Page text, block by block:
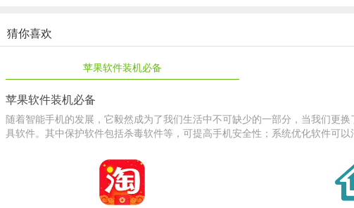
游戏亮点
新排位畅爽激战，排行榜独占鳌头。
新元素奇趣闯关，不出户环游世界。
携亲友共创家族，无距离全家同欢。
猜你喜欢
苹果软件装机必备
苹果软件装机必备
随着智能手机的发展，它毅然成为了我们生活中不可缺少的一部分，当我们更
具软件。其中保护软件包括杀毒软件等，可提高手机安全性；系统优化软件可